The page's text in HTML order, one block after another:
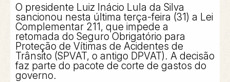
O presidente Luiz Inácio Lula da Silva
sancionou nesta última terça-feira (31) a Lei
Complementar 211, que impede a
retomada do Seguro Obrigatório para
Proteção de Vítimas de Acidentes de
Trânsito (SPVAT, o antigo DPVAT). A decisão
faz parte do pacote de corte de gastos do
governo.